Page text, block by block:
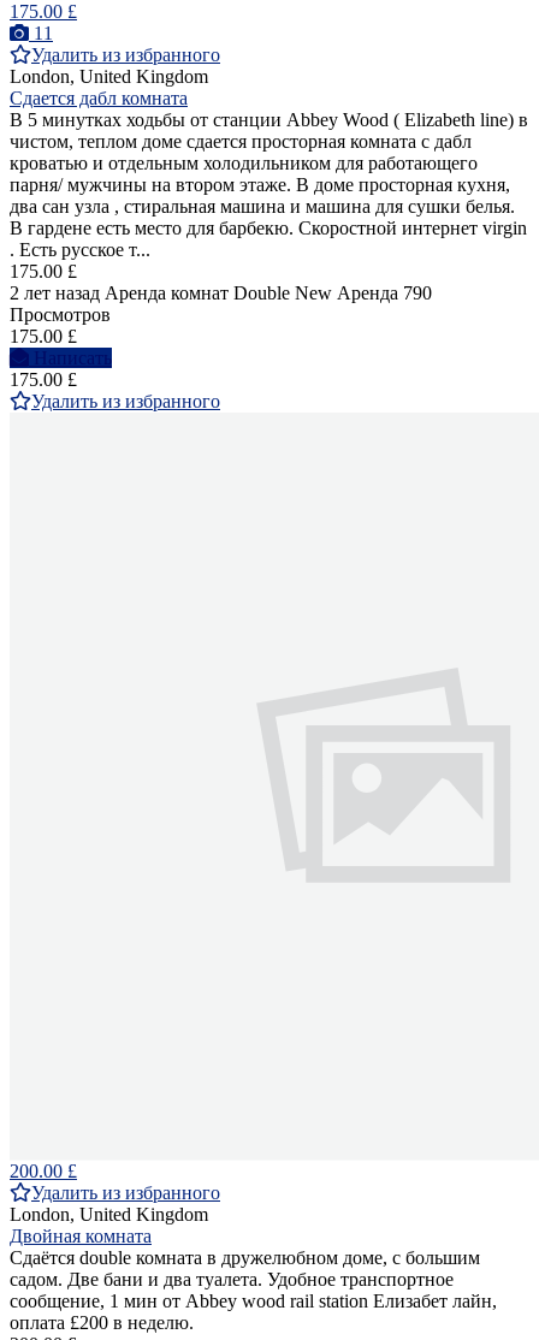
175.00 £
11
Удалить из избранного
London, United Kingdom
Сдается дабл комната
В 5 минутках ходьбы от станции Abbey Wood ( Elizabeth line) в
чистом, теплом доме сдается просторная комната с дабл
кроватью и отдельным холодильником для работающего
парня/ мужчины на втором этаже. В доме просторная кухня,
два сан узла , стиральная машина и машина для сушки белья.
В гардене есть место для барбекю. Скоростной интернет virgin
. Есть русское т...
175.00 £
2 лет назад Аренда комнат Double New Аренда 790
Просмотров
175.00 £
Написать
175.00 £
Удалить из избранного
200.00 £
Удалить из избранного
London, United Kingdom
Двойная комната
Сдаётся double комната в дружелюбном доме, с большим
садом. Две бани и два туалета. Удобное транспортное
сообщение, 1 мин от Abbey wood rail station Елизабет лайн,
оплата £200 в неделю.